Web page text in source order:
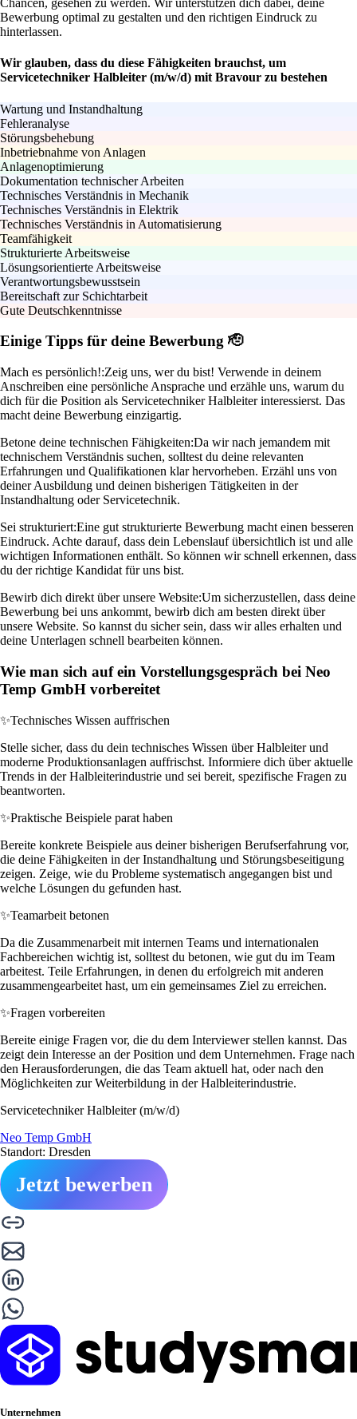
Chancen, gesehen zu werden. Wir unterstützen dich dabei, deine
Bewerbung optimal zu gestalten und den richtigen Eindruck zu
hinterlassen.
Wir glauben, dass du diese Fähigkeiten brauchst, um
Servicetechniker Halbleiter (m/w/d) mit Bravour zu bestehen
Wartung und Instandhaltung
Fehleranalyse
Störungsbehebung
Inbetriebnahme von Anlagen
Anlagenoptimierung
Dokumentation technischer Arbeiten
Technisches Verständnis in Mechanik
Technisches Verständnis in Elektrik
Technisches Verständnis in Automatisierung
Teamfähigkeit
Strukturierte Arbeitsweise
Lösungsorientierte Arbeitsweise
Verantwortungsbewusstsein
Bereitschaft zur Schichtarbeit
Gute Deutschkenntnisse
Einige Tipps für deine Bewerbung 🫡
Mach es persönlich!:Zeig uns, wer du bist! Verwende in deinem
Anschreiben eine persönliche Ansprache und erzähle uns, warum du
dich für die Position als Servicetechniker Halbleiter interessierst. Das
macht deine Bewerbung einzigartig.
Betone deine technischen Fähigkeiten:Da wir nach jemandem mit
technischem Verständnis suchen, solltest du deine relevanten
Erfahrungen und Qualifikationen klar hervorheben. Erzähl uns von
deiner Ausbildung und deinen bisherigen Tätigkeiten in der
Instandhaltung oder Servicetechnik.
Sei strukturiert:Eine gut strukturierte Bewerbung macht einen besseren
Eindruck. Achte darauf, dass dein Lebenslauf übersichtlich ist und alle
wichtigen Informationen enthält. So können wir schnell erkennen, dass
du der richtige Kandidat für uns bist.
Bewirb dich direkt über unsere Website:Um sicherzustellen, dass deine
Bewerbung bei uns ankommt, bewirb dich am besten direkt über
unsere Website. So kannst du sicher sein, dass wir alles erhalten und
deine Unterlagen schnell bearbeiten können.
Wie man sich auf ein Vorstellungsgespräch bei Neo
Temp GmbH vorbereitet
✨Technisches Wissen auffrischen
Stelle sicher, dass du dein technisches Wissen über Halbleiter und
moderne Produktionsanlagen auffrischst. Informiere dich über aktuelle
Trends in der Halbleiterindustrie und sei bereit, spezifische Fragen zu
beantworten.
✨Praktische Beispiele parat haben
Bereite konkrete Beispiele aus deiner bisherigen Berufserfahrung vor,
die deine Fähigkeiten in der Instandhaltung und Störungsbeseitigung
zeigen. Zeige, wie du Probleme systematisch angegangen bist und
welche Lösungen du gefunden hast.
✨Teamarbeit betonen
Da die Zusammenarbeit mit internen Teams und internationalen
Fachbereichen wichtig ist, solltest du betonen, wie gut du im Team
arbeitest. Teile Erfahrungen, in denen du erfolgreich mit anderen
zusammengearbeitet hast, um ein gemeinsames Ziel zu erreichen.
✨Fragen vorbereiten
Bereite einige Fragen vor, die du dem Interviewer stellen kannst. Das
zeigt dein Interesse an der Position und dem Unternehmen. Frage nach
den Herausforderungen, die das Team aktuell hat, oder nach den
Möglichkeiten zur Weiterbildung in der Halbleiterindustrie.
Servicetechniker Halbleiter (m/w/d)
Neo Temp GmbH
Standort: Dresden
Jetzt bewerben
Unternehmen